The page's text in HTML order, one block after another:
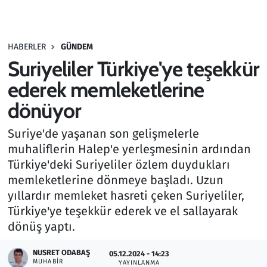
HABERLER GÜNDEM
Suriyeliler Türkiye'ye teşekkür
ederek memleketlerine
dönüyor
Suriye'de yaşanan son gelişmelerle
muhaliflerin Halep'e yerleşmesinin ardından
Türkiye'deki Suriyeliler özlem duydukları
memleketlerine dönmeye başladı. Uzun
yıllardır memleket hasreti çeken Suriyeliler,
Türkiye'ye teşekkür ederek ve el sallayarak
dönüş yaptı.
NUSRET ODABAŞ
MUHABIR
05.12.2024 - 14:23
YAYINLANMA
Haber
Kültür Sanat
Kurumsal Haberler
Lezzet Durağı
Memur ve Kamu
Otomobil
Oyun
Ramazan